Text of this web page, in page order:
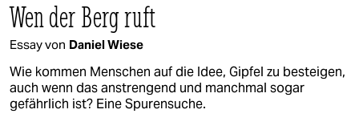
nord
wahrheit
verlag
Wen der Berg ruft
Essay von Daniel Wiese
Wie kommen Menschen auf die Idee, Gipfel zu besteigen,
auch wenn das anstrengend und manchmal sogar
gefährlich ist? Eine Spurensuche.